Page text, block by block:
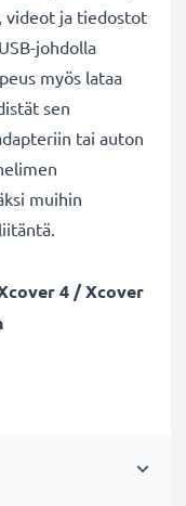
videot ja tiedostot
johdolla
myös lataa
sen
tai auton
muihin
4 / Xcover
siirto